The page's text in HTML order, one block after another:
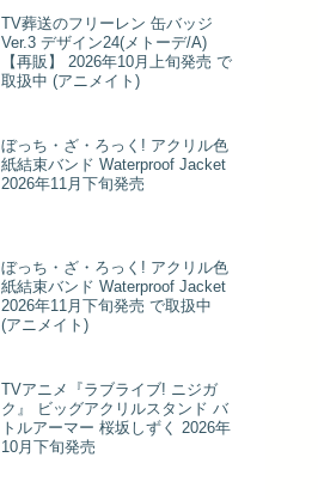
TV葬送のフリーレン 缶バッジ
Ver.3 デザイン24(メトーデ/A)
【再販】 2026年10月上旬発売 で
取扱中 (アニメイト)
ぼっち・ざ・ろっく! アクリル色
紙結束バンド Waterproof Jacket
2026年11月下旬発売
ぼっち・ざ・ろっく! アクリル色
紙結束バンド Waterproof Jacket
2026年11月下旬発売 で取扱中
(アニメイト)
TVアニメ『ラブライブ! ニジガ
ク』 ビッグアクリルスタンド バ
トルアーマー 桜坂しずく 2026年
10月下旬発売